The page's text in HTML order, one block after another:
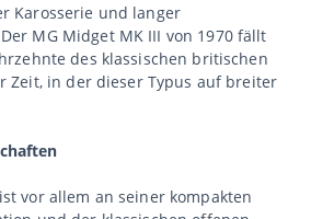
Karosserie und langer
MG Midget MK III von 1970 fällt
des klassischen britischen
Zeit, in der dieser Typus auf breiter
vor allem an seiner kompakten